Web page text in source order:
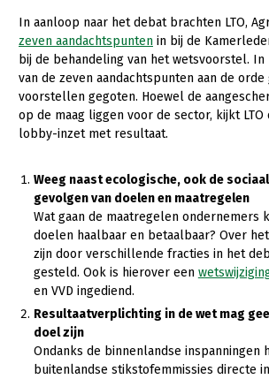
Bodem en water
Platteland en omgeving
Mens, ondernemerschap en onderwijs
Internationaal
Sectoren
Dier
Biologische Landbouw
Geitenhouderij
Kalverhouderij
Konijnenhouderij
Melkveehouderij
Plant
Akkerbouw
Biologische Landbouw
Bollenteelt
Bomen, vaste planten en
Multifunctionele landbouw
Multifunctioneel
Vrouw en Bedrijf
Onderwerpen
Nieuws
In aanloop naar het debat brachten LTO,
zeven aandachtspunten in bij de
bij de behandeling van het wetsvoorstel. In
van de zeven aandachtspunten aan de
voorstellen gegoten. Hoewel de
op de maag liggen voor de sector, kijkt
lobby-inzet met resultaat.
Weeg naast ecologische, ook de
gevolgen van doelen en maatregelen
Wat gaan de maatregelen ondernemers
doelen haalbaar en betaalbaar? Over
zijn door verschillende fracties in het
gesteld. Ook is hierover een
en VVD ingediend.
Resultaatverplichting in de wet mag
doel zijn
Ondanks de binnenlandse inspanningen
buitenlandse stikstofemmissies directe